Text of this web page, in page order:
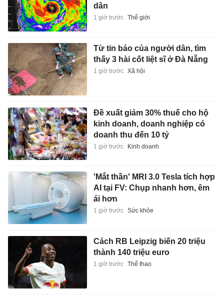
dân
1 giờ trước Thế giới
Từ tin báo của người dân, tìm
thấy 3 hài cốt liệt sĩ ở Đà Nẵng
1 giờ trước Xã hội
Đề xuất giảm 30% thuế cho hộ
kinh doanh, doanh nghiệp có
doanh thu đến 10 tỷ
1 giờ trước Kinh doanh
'Mắt thần' MRI 3.0 Tesla tích hợp
AI tại FV: Chụp nhanh hơn, êm
ái hơn
1 giờ trước Sức khỏe
Cách RB Leipzig biến 20 triệu
thành 140 triệu euro
1 giờ trước Thể thao